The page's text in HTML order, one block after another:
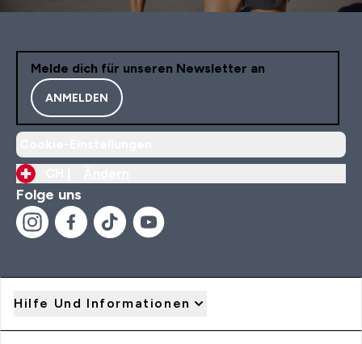
Melde dich für unseren Newsletter an
ANMELDEN
Folge uns
Hilfe Und Informationen